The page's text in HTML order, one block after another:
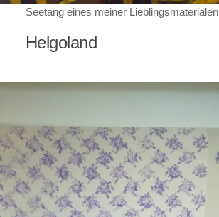
Seetang eines meiner Lieblingsmaterialen
Helgoland